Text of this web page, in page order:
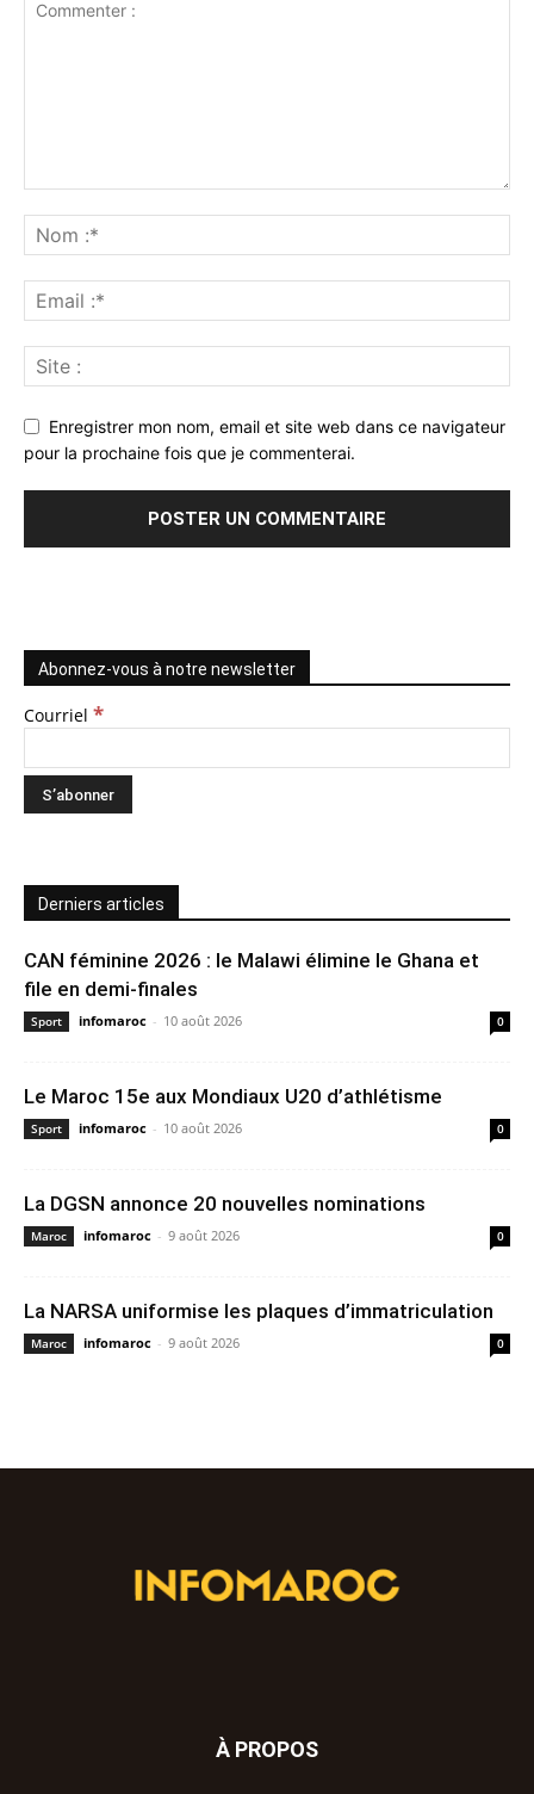
Enregistrer mon nom, email et site web dans ce navigateur
pour la prochaine fois que je commenterai.
Abonnez-vous à notre newsletter
Courriel *
Derniers articles
CAN féminine 2026 : le Malawi élimine le Ghana et
file en demi-finales
Sport infomaroc - 10 août 2026 0
Le Maroc 15e aux Mondiaux U20 d’athlétisme
Sport infomaroc - 10 août 2026 0
La DGSN annonce 20 nouvelles nominations
Maroc infomaroc - 9 août 2026 0
La NARSA uniformise les plaques d’immatriculation
Maroc infomaroc - 9 août 2026 0
À PROPOS